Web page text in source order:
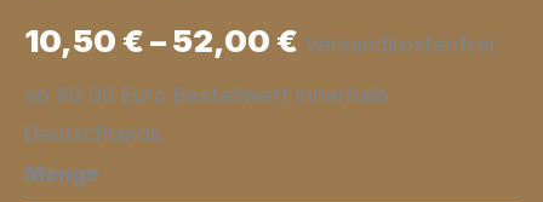
10,50€–52,00€ Versandkostenfrei
ab 80,00 Euro Bestellwert innerhalb
Deutschlands.
Menge